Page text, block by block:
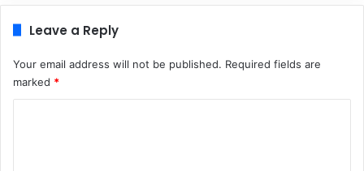
Leave a Reply
Your email address will not be published. Required fields are
marked *